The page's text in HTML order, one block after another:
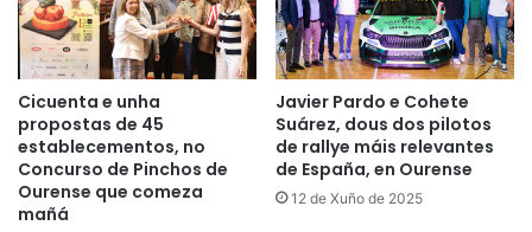
Cicuenta e unha
propostas de 45
establecementos, no
Concurso de Pinchos de
Ourense que comeza
mañá
Javier Pardo e Cohete
Suárez, dous dos pilotos
de rallye máis relevantes
de España, en Ourense
12 de Xuño de 2025